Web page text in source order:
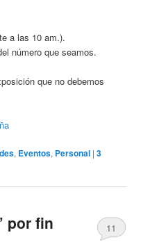
a las 10 am.).
número que seamos.
que no debemos
, Eventos, Personal |3
por fin
11